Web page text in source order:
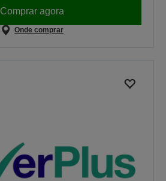
Comprar agora
Onde comprar